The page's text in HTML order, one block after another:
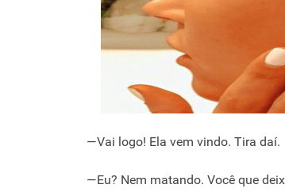
—Vai logo! Ela vem vindo. Tira daí.
—Eu? Nem matando. Você que